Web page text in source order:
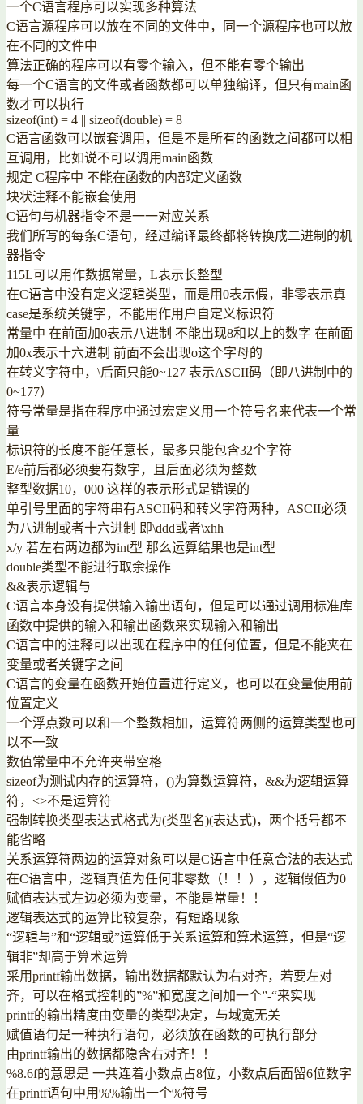
一个C语言程序可以实现多种算法
C语言源程序可以放在不同的文件中，同一个源程序也可以放
在不同的文件中
算法正确的程序可以有零个输入，但不能有零个输出
每一个C语言的文件或者函数都可以单独编译，但只有main函
数才可以执行
sizeof(int) = 4 || sizeof(double) = 8
C语言函数可以嵌套调用，但是不是所有的函数之间都可以相
互调用，比如说不可以调用main函数
规定 C程序中 不能在函数的内部定义函数
块状注释不能嵌套使用
C语句与机器指令不是一一对应关系
我们所写的每条C语句，经过编译最终都将转换成二进制的机
器指令
115L可以用作数据常量，L表示长整型
在C语言中没有定义逻辑类型，而是用0表示假，非零表示真
case是系统关键字，不能用作用户自定义标识符
常量中 在前面加0表示八进制 不能出现8和以上的数字 在前面
加0x表示十六进制 前面不会出现o这个字母的
在转义字符中，\后面只能0~127 表示ASCII码（即八进制中的
0~177）
符号常量是指在程序中通过宏定义用一个符号名来代表一个常
量
标识符的长度不能任意长，最多只能包含32个字符
E/e前后都必须要有数字，且后面必须为整数
整型数据10，000 这样的表示形式是错误的
单引号里面的字符串有ASCII码和转义字符两种，ASCII必须
为八进制或者十六进制 即\ddd或者\xhh
x/y 若左右两边都为int型 那么运算结果也是int型
double类型不能进行取余操作
&&表示逻辑与
C语言本身没有提供输入输出语句，但是可以通过调用标准库
函数中提供的输入和输出函数来实现输入和输出
C语言中的注释可以出现在程序中的任何位置，但是不能夹在
变量或者关键字之间
C语言的变量在函数开始位置进行定义，也可以在变量使用前
位置定义
一个浮点数可以和一个整数相加，运算符两侧的运算类型也可
以不一致
数值常量中不允许夹带空格
sizeof为测试内存的运算符，()为算数运算符，&&为逻辑运算
符，<>不是运算符
强制转换类型表达式格式为(类型名)(表达式)，两个括号都不
能省略
关系运算符两边的运算对象可以是C语言中任意合法的表达式
在C语言中，逻辑真值为任何非零数（！！），逻辑假值为0
赋值表达式左边必须为变量，不能是常量！！
逻辑表达式的运算比较复杂，有短路现象
“逻辑与”和“逻辑或”运算低于关系运算和算术运算，但是“逻
辑非”却高于算术运算
采用printf输出数据，输出数据都默认为右对齐，若要左对
齐，可以在格式控制的”%”和宽度之间加一个”-“来实现
printf的输出精度由变量的类型决定，与域宽无关
赋值语句是一种执行语句，必须放在函数的可执行部分
由printf输出的数据都隐含右对齐！！
%8.6f的意思是 一共连着小数点占8位，小数点后面留6位数字
在printf语句中用%%输出一个%符号